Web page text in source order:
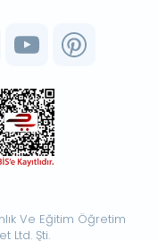
Ve Eğitim Öğretim
Ltd. Şti.